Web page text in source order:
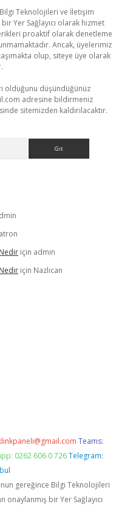
Bilgi Teknolojileri ve İletişim
Yer Sağlayıcı olarak hizmet
proaktif olarak denetleme
Ancak, üyelerimiz
olup, siteye üye olarak
olduğunu düşündüğünüz
adresine bildirmeniz
sitemizden kaldırılacaktır.
için admin
için Nazlıcan
Teams:
0262 606 0 726 Telegram:
gereğince Bilgi Teknolojileri
onaylanmış bir Yer Sağlayıcı